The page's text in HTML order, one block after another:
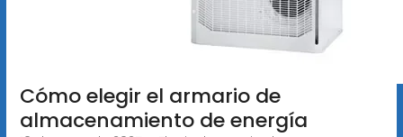
Cómo elegir el armario de
almacenamiento de energía